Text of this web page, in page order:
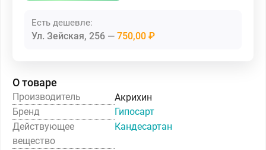
Есть дешевле:
Ул. Зейская, 256 750,00 ₽
О товаре
Производитель
Акрихин
Бренд
Гипосарт
Действующее
вещество
Кандесартан